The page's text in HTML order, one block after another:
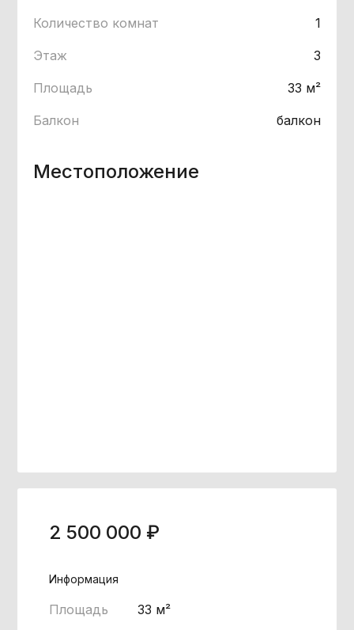
Количество комнат 1
Этаж 3
Площадь 33 м²
Балкон балкон
Местоположение
2 500 000
Информация
Площадь 33 м²